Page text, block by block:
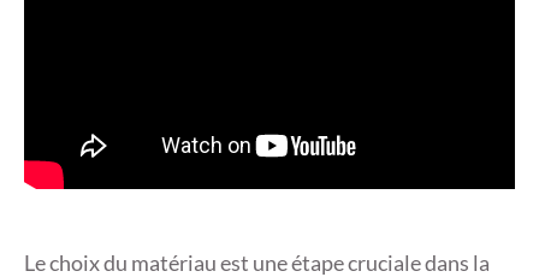
Le choix du matériau est une étape cruciale dans la